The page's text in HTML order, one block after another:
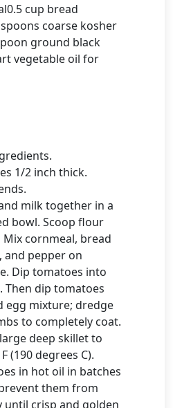
cup bread
coarse kosher
ground black
vegetable oil for
1/2 inch thick.
milk together in a
bowl. Scoop flour
cornmeal, bread
and pepper on
Dip tomatoes into
Then dip tomatoes
egg mixture; dredge
to completely coat.
deep skillet to
(190 degrees C).
in hot oil in batches
them from
until crisp and golden